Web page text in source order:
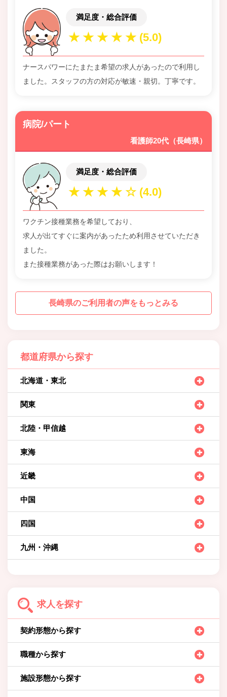
満足度・総合評価
ナースパワーにたまたま希望の求人があったので利用し
ました。スタッフの方の対応が敏速・親切。丁寧です。
病院/パート
看護師20代（長崎県）
満足度・総合評価
ワクチン接種業務を希望しており、
求人が出てすぐに案内があったため利用させていただき
ました。
また接種業務があった際はお願いします！
長崎県のご利用者の声をもっとみる
都道府県から探す
北海道・東北
関東
北陸・甲信越
東海
近畿
中国
四国
九州・沖縄
求人を探す
契約形態から探す
職種から探す
施設形態から探す